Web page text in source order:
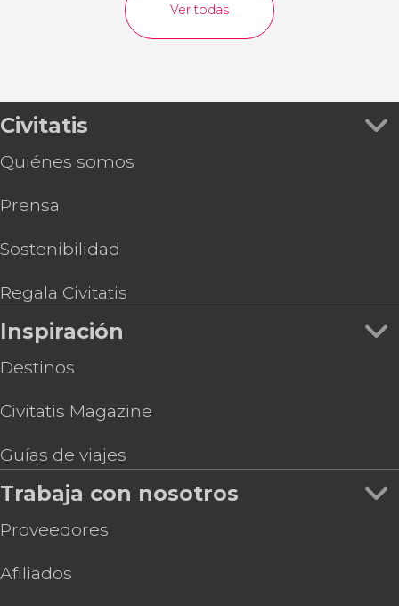
Ver todas
Civitatis
Quiénes somos
Prensa
Sostenibilidad
Regala Civitatis
Inspiración
Destinos
Civitatis Magazine
Guías de viajes
Trabaja con nosotros
Proveedores
Afiliados